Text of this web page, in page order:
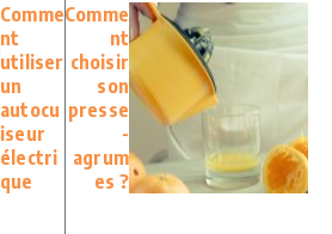
Comme
nt
utiliser
un
autocu
iseur
électri
que
Comme
nt
choisir
son
presse
-
agrum
es ?